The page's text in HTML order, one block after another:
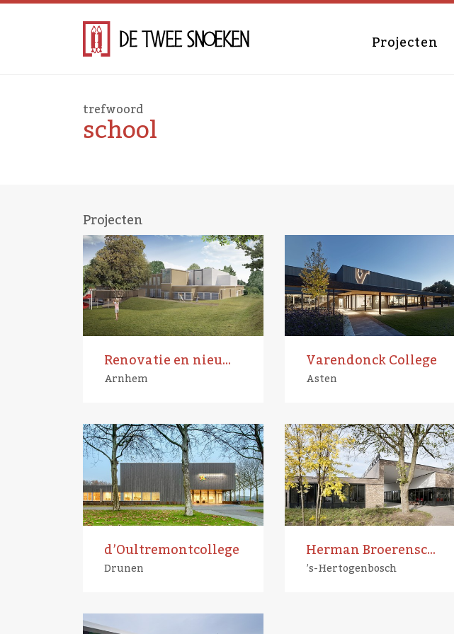
Projecten
trefwoord
school
Projecten
Renovatie en nieuwbouw Kentalis
Arnhem
Varendonck College
Asten
d’Oultremontcollege
Drunen
Herman Broerenschool
’s-Hertogenbosch